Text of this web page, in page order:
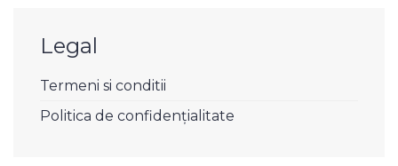
Legal
Termeni si conditii
Politica de confidențialitate